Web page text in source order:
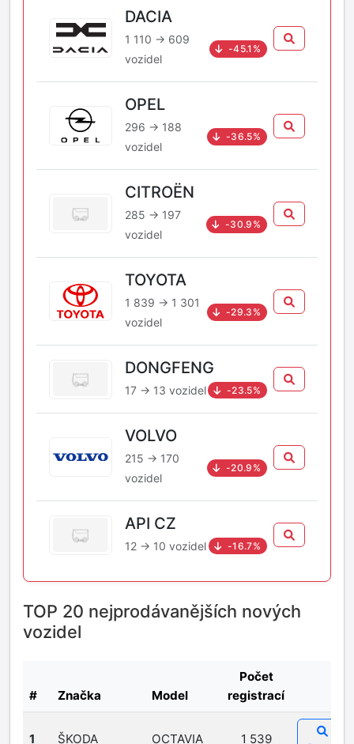
DACIA
1 110 → 609
vozidel
-45.1%
OPEL
296 → 188
vozidel
-36.5%
CITROËN
285 → 197
vozidel
-30.9%
TOYOTA
1 839 → 1 301
vozidel
-29.3%
DONGFENG
17 → 13 vozidel -23.5%
VOLVO
215 → 170
vozidel
-20.9%
API CZ
12 → 10 vozidel -16.7%
TOP 20 nejprodávanějších nových
vozidel
# Značka Model
Počet
registrací
1 ŠKODA OCTAVIA 1 539